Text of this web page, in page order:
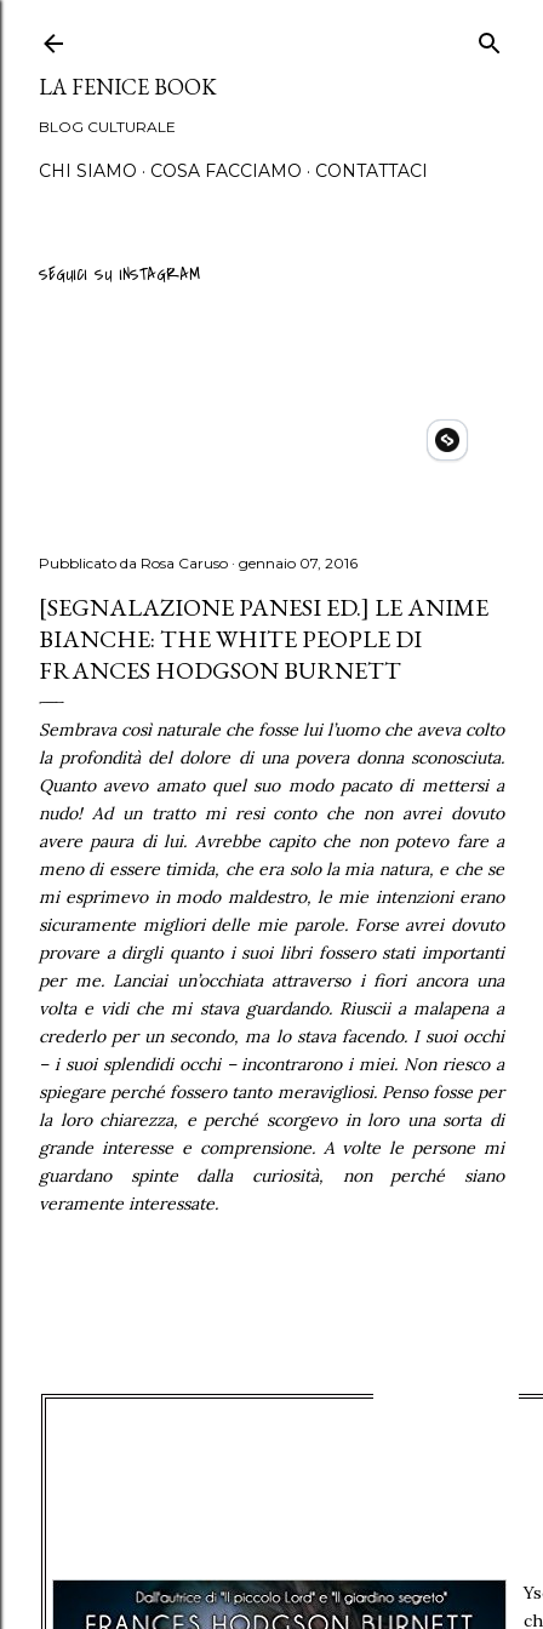
Passa ai contenuti
LA FENICE BOOK
BLOG CULTURALE
CHI SIAMO COSA FACCIAMO CONTATTACI
SEGUICI SU INSTAGRAM
Pubblicato da Rosa Caruso gennaio 07, 2016
[SEGNALAZIONE PANESI ED.] LE ANIME
BIANCHE: THE WHITE PEOPLE DI
FRANCES HODGSON BURNETT
Sembrava così naturale che fosse lui l’uomo che aveva colto
la profondità del dolore di una povera donna sconosciuta.
Quanto avevo amato quel suo modo pacato di mettersi a
nudo! Ad un tratto mi resi conto che non avrei dovuto
avere paura di lui. Avrebbe capito che non potevo fare a
meno di essere timida, che era solo la mia natura, e che se
mi esprimevo in modo maldestro, le mie intenzioni erano
sicuramente migliori delle mie parole. Forse avrei dovuto
provare a dirgli quanto i suoi libri fossero stati importanti
per me. Lanciai un’occhiata attraverso i fiori ancora una
volta e vidi che mi stava guardando. Riuscii a malapena a
crederlo per un secondo, ma lo stava facendo. I suoi occhi
– i suoi splendidi occhi – incontrarono i miei. Non riesco a
spiegare perché fossero tanto meravigliosi. Penso fosse per
la loro chiarezza, e perché scorgevo in loro una sorta di
grande interesse e comprensione. A volte le persone mi
guardano spinte dalla curiosità, non perché siano
veramente interessate.